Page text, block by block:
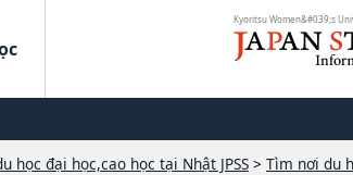
Kyoritsu Women&#039;s
học đại học,cao học tại Nhật JPSS > Tìm nơi du